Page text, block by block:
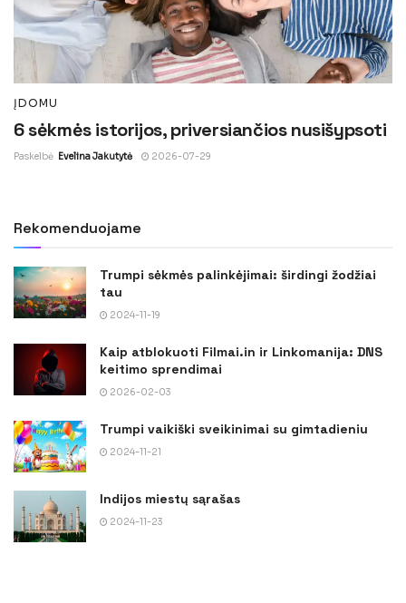
ĮDOMU
6 sėkmės istorijos, priversiančios nusišypsoti
Paskelbė Evelina Jakutytė 2026-07-29
Rekomenduojame
Trumpi sėkmės palinkėjimai: širdingi žodžiai
tau
2024-11-19
Kaip atblokuoti Filmai.in ir Linkomanija: DNS
keitimo sprendimai
2026-02-03
Trumpi vaikiški sveikinimai su gimtadieniu
2024-11-21
Indijos miestų sąrašas
2024-11-23